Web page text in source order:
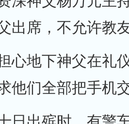
出席，不允许教
心地下神父在礼
他们全部把手机